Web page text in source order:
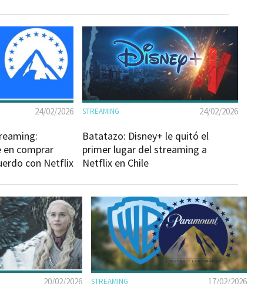
24/02/2026
en comprar
con Netflix
24/02/2026
STREAMING
Batatazo: Disney+ le quitó el
primer lugar del streaming a
Netflix en Chile
20/02/2026 17/02/2026
STREAMING